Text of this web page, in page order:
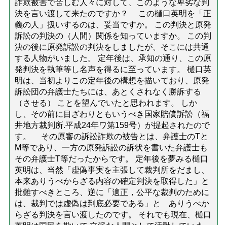
詐欺被害で苦しむ人々に対して、このような卑劣な判
決を言い渡して来たのですか？ この樋口英明を「正
義の人」扱いするのは、妥当ですか。 この判決と原発
訴訟の判決の（人間）関係を知っていますか。 この判
決の後に原発訴訟の判決をしましたが、そこには共通
する人物がいました。 定年後は、承知の通り、この原
発判決を執筆等し名声を得るに至っています。 樋口英
明は、当初よりこの定年後の構想を描いており、原発
訴訟団の弁護士たちには、あとくされなく勝訴する
（させる） ことを望んでいたと思われます。 しか
し、その前に目ざわりともいうべき国家賠償訴訟（福
井地方裁判所.平成24年ワ第159号）が提起されたので
す。 その原審の訴訟詐欺の被告とは、弁護士のTと
M等であり、一方の原発訴訟の訴状を書いた弁護士も
その弁護士T等だったからです。 定年後を夢みる樋口
英明は、当然「虚偽事実を主張して裁判所をだまし、
本来ありうべからざる内容の確定判決を取得した」と
批難すべきところ、逆に「適正，公平な裁判のために
は、裁判では虚偽は到底必要である」と ありうべか
らざる判決を言い渡したのです。 それでも現在、樋口